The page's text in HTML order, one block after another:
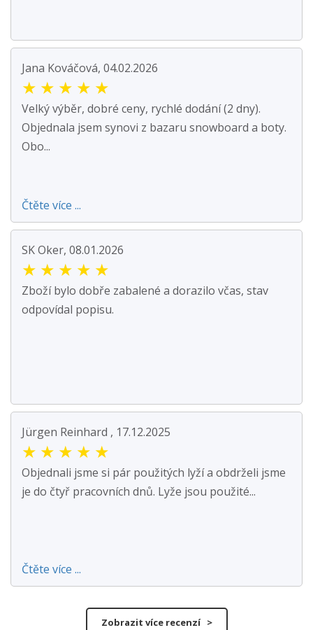
Jana Kováčová, 04.02.2026
★ ★ ★ ★ ★
Velký výběr, dobré ceny, rychlé dodání (2 dny).
Objednala jsem synovi z bazaru snowboard a boty.
Obo...
Čtěte více ...
SK Oker, 08.01.2026
★ ★ ★ ★ ★
Zboží bylo dobře zabalené a dorazilo včas, stav
odpovídal popisu.
Jürgen Reinhard , 17.12.2025
★ ★ ★ ★ ★
Objednali jsme si pár použitých lyží a obdrželi jsme
je do čtyř pracovních dnů. Lyže jsou použité...
Čtěte více ...
Zobrazit více recenzí >